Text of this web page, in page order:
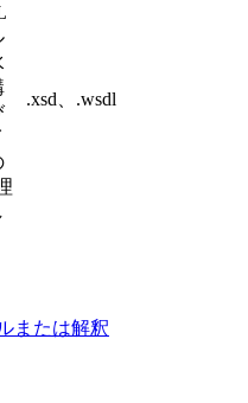
.xsd、.wsdl
または解釈